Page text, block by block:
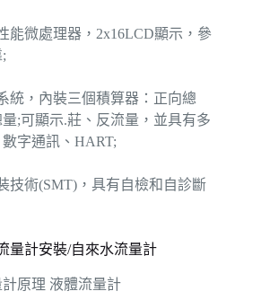
能微處理器，2x16LCD顯示，參
統，內裝三個積算器：正向總
;可顯示.莊、反流量，並具有多
字通訊、HART;
技術(SMT)，具有自檢和自診斷
量計安裝/自來水流量計
原理 液體流量計